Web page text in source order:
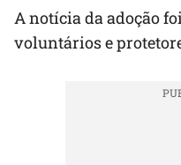
A notícia da adoção
voluntários e